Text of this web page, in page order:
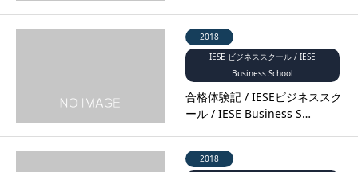
2018
IESE ビジネススクール / IESE
Business School
合格体験記 / IESEビジネススク
ール / IESE Business S…
2018